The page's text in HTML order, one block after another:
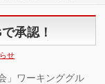
承認！
せ
」ワーキンググル